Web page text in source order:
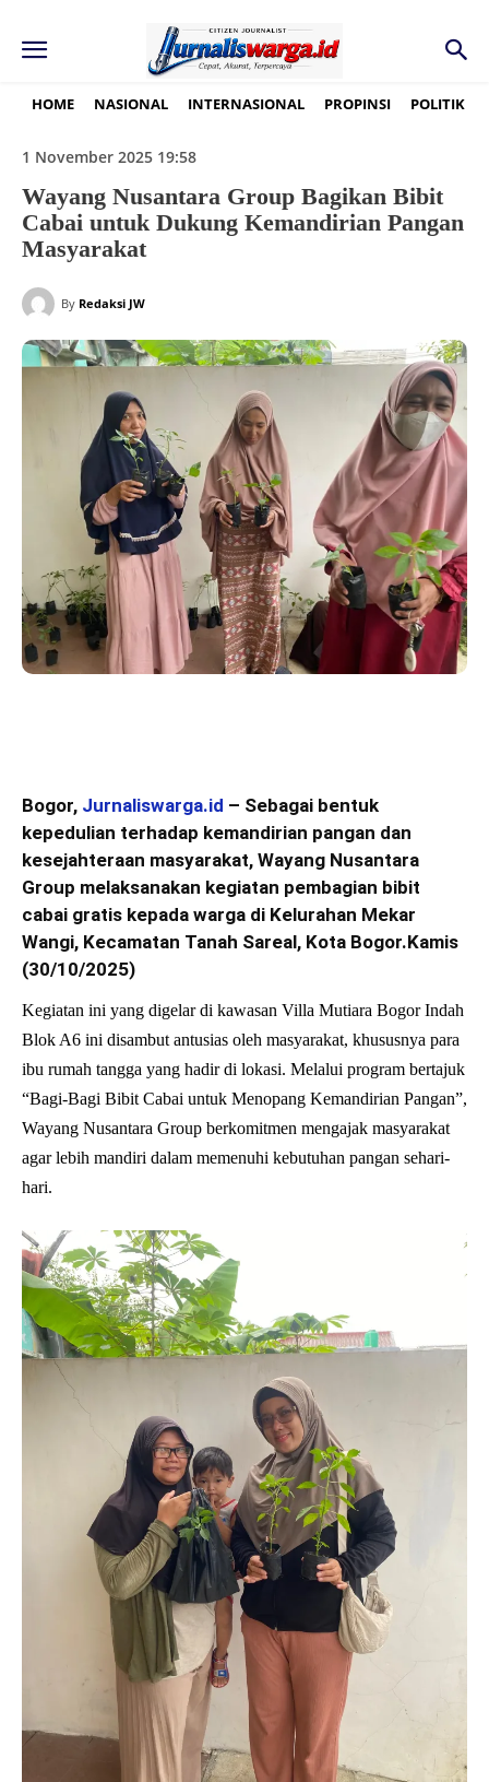
HOME NASIONAL INTERNASIONAL PROPINSI POLITIK
1 November 2025 19:58
Wayang Nusantara Group Bagikan Bibit
Cabai untuk Dukung Kemandirian Pangan
Masyarakat
By Redaksi JW
Bogor, Jurnaliswarga.id – Sebagai bentuk
kepedulian terhadap kemandirian pangan dan
kesejahteraan masyarakat, Wayang Nusantara
Group melaksanakan kegiatan pembagian bibit
cabai gratis kepada warga di Kelurahan Mekar
Wangi, Kecamatan Tanah Sareal, Kota Bogor.Kamis
(30/10/2025)
Kegiatan ini yang digelar di kawasan Villa Mutiara Bogor Indah
Blok A6 ini disambut antusias oleh masyarakat, khususnya para
ibu rumah tangga yang hadir di lokasi. Melalui program bertajuk
“Bagi-Bagi Bibit Cabai untuk Menopang Kemandirian Pangan”,
Wayang Nusantara Group berkomitmen mengajak masyarakat
agar lebih mandiri dalam memenuhi kebutuhan pangan sehari-
hari.